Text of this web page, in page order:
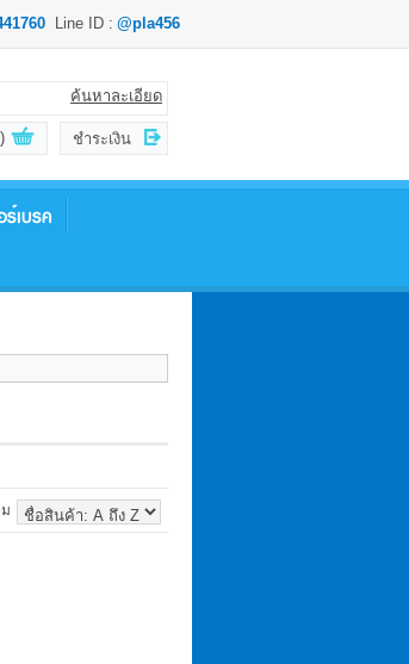
Line ID : @pla456
ค้นหาละเอียด
) ชำระเงิน
เบรค